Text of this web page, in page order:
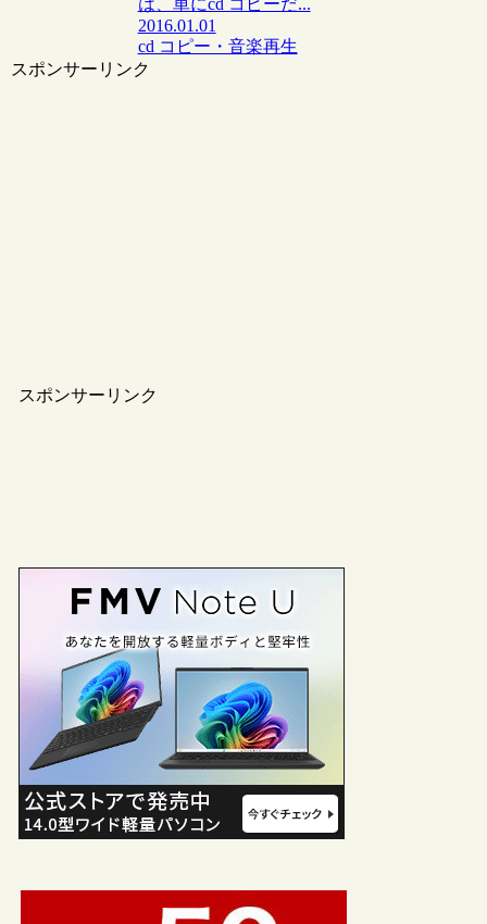
は、単にcd コピーだ...
2016.01.01
cd コピー・音楽再生
スポンサーリンク
スポンサーリンク